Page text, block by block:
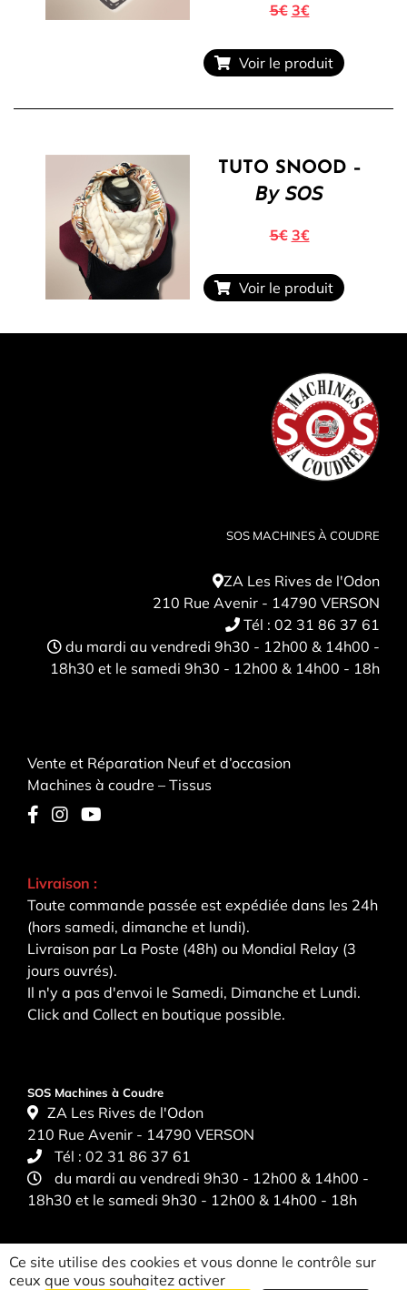
5€ 3€
Voir le produit
TUTO SNOOD –
𝘉𝘺 𝘚𝘖𝘚
5€ 3€
Voir le produit
SOS MACHINES À COUDRE
ZA Les Rives de l'Odon
210 Rue Avenir - 14790 VERSON
Tél : 02 31 86 37 61
du mardi au vendredi 9h30 - 12h00 & 14h00 -
18h30 et le samedi 9h30 - 12h00 & 14h00 - 18h
Vente et Réparation Neuf et d’occasion
Machines à coudre – Tissus
Livraison :
Toute commande passée est expédiée dans les 24h
(hors samedi, dimanche et lundi).
Livraison par La Poste (48h) ou Mondial Relay (3
jours ouvrés).
Il n'y a pas d'envoi le Samedi, Dimanche et Lundi.
Click and Collect en boutique possible.
SOS Machines à Coudre
ZA Les Rives de l'Odon
210 Rue Avenir - 14790 VERSON
Tél : 02 31 86 37 61
du mardi au vendredi 9h30 - 12h00 & 14h00 -
18h30 et le samedi 9h30 - 12h00 & 14h00 - 18h
Ce site utilise des cookies et vous donne le contrôle sur
ceux que vous souhaitez activer